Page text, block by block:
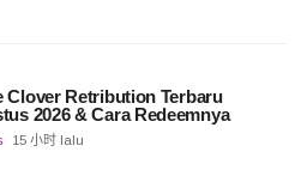
Clover Retribution Terbaru
2026 & Cara Redeemnya
15 小时 lalu